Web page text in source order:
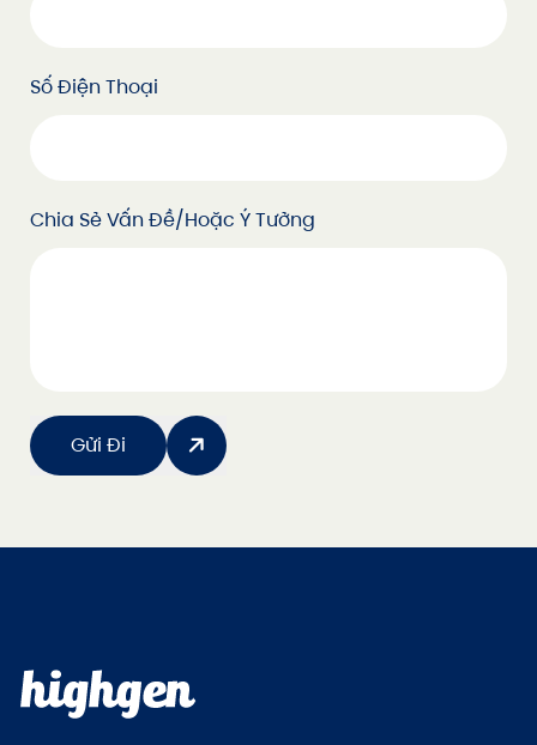
Số Điện Thoại
Chia Sẻ Vấn Đề/hoặc Ý Tưởng
Gửi Đi